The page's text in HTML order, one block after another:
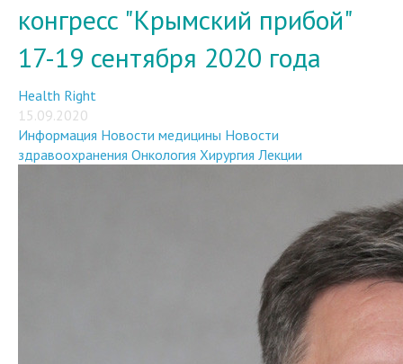
конгресс "Крымский прибой"
17-19 сентября 2020 года
Health Right
15.09.2020
Информация Новости медицины Новости
здравоохранения Онкология Хирургия Лекции